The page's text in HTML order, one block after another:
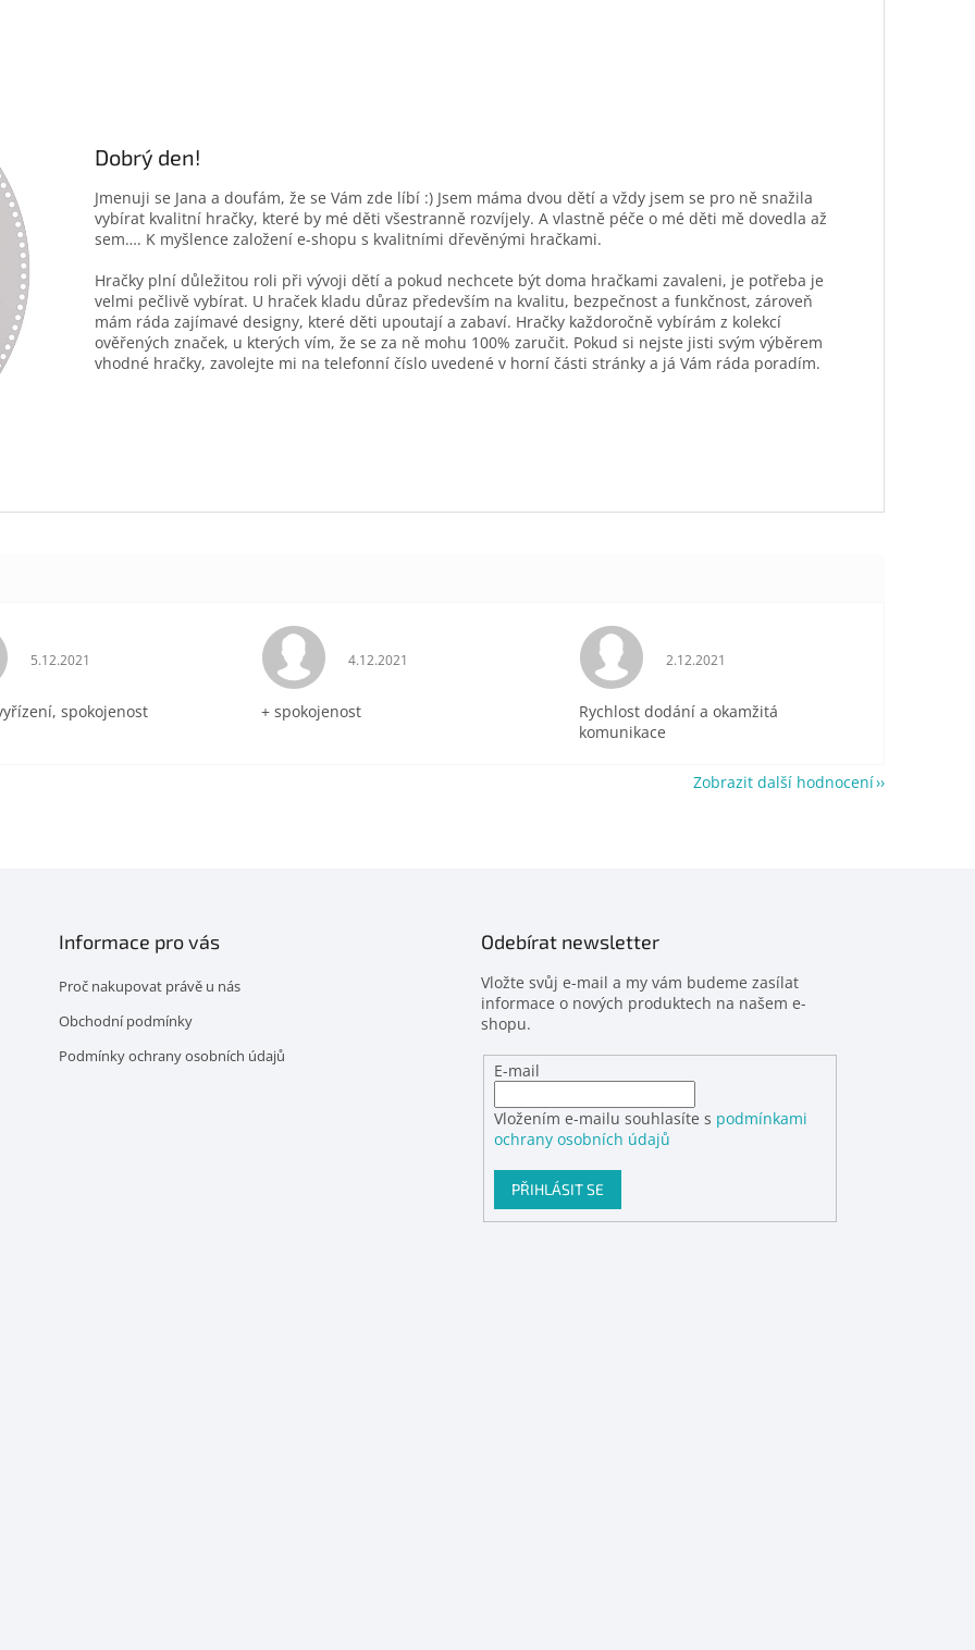
Dobrý den!
Jmenuji se Jana a doufám, že se Vám zde líbí :) Jsem máma dvou dětí a vždy jsem se pro ně snažila
vybírat kvalitní hračky, které by mé děti všestranně rozvíjely. A vlastně péče o mé děti mě dovedla až
sem…. K myšlence založení e-shopu s kvalitními dřevěnými hračkami.
Hračky plní důležitou roli při vývoji dětí a pokud nechcete být doma hračkami zavaleni, je potřeba je
velmi pečlivě vybírat. U hraček kladu důraz především na kvalitu, bezpečnost a funkčnost, zároveň
mám ráda zajímavé designy, které děti upoutají a zabaví. Hračky každoročně vybírám z kolekcí
ověřených značek, u kterých vím, že se za ně mohu 100% zaručit. Pokud si nejste jisti svým výběrem
vhodné hračky, zavolejte mi na telefonní číslo uvedené v horní části stránky a já Vám ráda poradím.
Hodnocení obchodu je 5 z 5 hvězdiček.
5.12.2021
spokojenost
Hodnocení obchodu je 5 z 5 hvězdiček.
4.12.2021
+ spokojenost
Hodnocení obchodu je 5 z 5 hvězdiček.
2.12.2021
Rychlost dodání a okamžitá
komunikace
Zobrazit další hodnocení
Informace pro vás
Proč nakupovat právě u nás
Obchodní podmínky
Podmínky ochrany osobních údajů
Odebírat newsletter
Vložte svůj e-mail a my vám budeme zasílat
informace o nových produktech na našem e-
shopu.
E-mail
Vložením e-mailu souhlasíte s podmínkami
ochrany osobních údajů
PŘIHLÁSIT SE